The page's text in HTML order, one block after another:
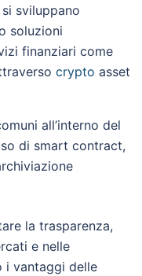
sviluppano
soluzioni
finanziari come
crypto asset
all’interno del
di smart contract,
la trasparenza,
e nelle
i vantaggi delle